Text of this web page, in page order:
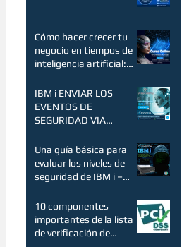
Cómo hacer crecer tu
negocio en tiempos de
inteligencia artificial:
recomendaciones
IBM i ENVIAR LOS
EVENTOS DE
SEGURIDAD VIA
SERVIDOR SYSLOG!
Una guía básica para
evaluar los niveles de
seguridad de IBM i –
10 componentes
importantes de la lista
de verificación de